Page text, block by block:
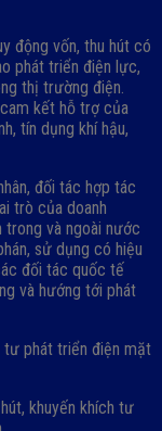
động vốn, thu hút có
phát triển điện lực,
thị trường điện.
kết hỗ trợ của
tín dụng khí hậu,
đối tác hợp tác
trò của doanh
trong và ngoài nước
sử dụng có hiệu
đối tác quốc tế
và hướng tới phát
tư phát triển điện mặt
khuyến khích tư